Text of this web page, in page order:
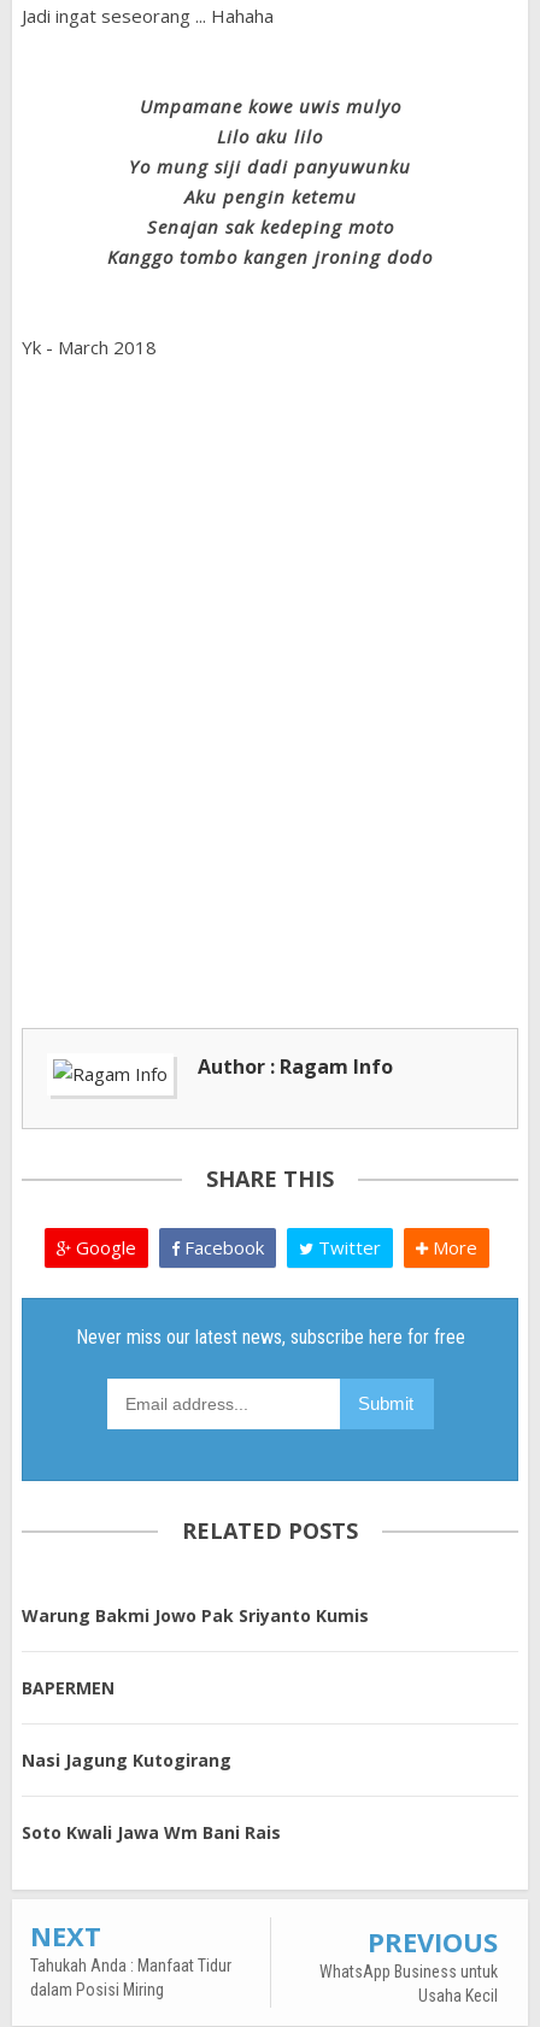
Jadi ingat seseorang ... Hahaha
Umpamane kowe uwis mulyo
Lilo aku lilo
Yo mung siji dadi panyuwunku
Aku pengin ketemu
Senajan sak kedeping moto
Kanggo tombo kangen jroning dodo
Yk - March 2018
Author : Ragam Info
SHARE THIS
Google Facebook Twitter More
RELATED POSTS
Warung Bakmi Jowo Pak Sriyanto Kumis
BAPERMEN
Nasi Jagung Kutogirang
Soto Kwali Jawa Wm Bani Rais
NEXT
Tahukah Anda : Manfaat Tidur
dalam Posisi Miring
PREVIOUS
WhatsApp Business untuk
Usaha Kecil